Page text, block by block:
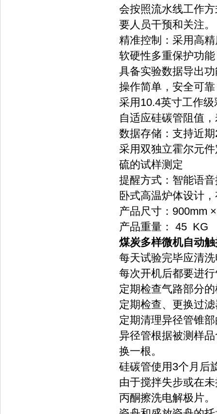
会按照流水线工作
要人员干预和关注。
精准控制：采用高
软硬性多重保护功
具备实验数据导出
操作简单，安全可
采用10.4英寸工作
自适应硅碳管阻值
数据存储：支持近
采用双独立霍尔元
硫的试样测定
提醒方式：智能语
卧式高温炉体设计
产品尺寸：900mm
产品重量： 45 KG
煤炭多样微机自动
每天试验完毕应清
每次开机后都要进
定期检查气路部分
定期检查、更换过
定期清理异径管锥
异径管根据被测样
换一根。
硅碳管使用3个月后
由于搅拌失步或在
丙酮擦洗电解极片。